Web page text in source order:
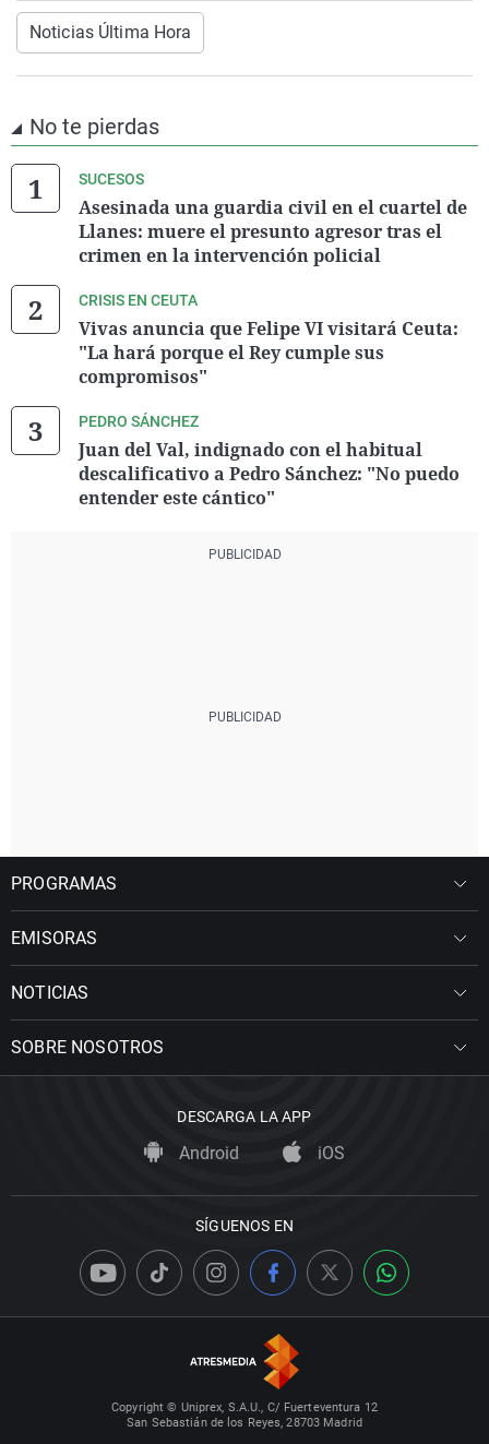
Noticias Última Hora
No te pierdas
SUCESOS
Asesinada una guardia civil en el cuartel de
Llanes: muere el presunto agresor tras el
crimen en la intervención policial
CRISIS EN CEUTA
Vivas anuncia que Felipe VI visitará Ceuta:
"La hará porque el Rey cumple sus
compromisos"
PEDRO SÁNCHEZ
Juan del Val, indignado con el habitual
descalificativo a Pedro Sánchez: "No puedo
entender este cántico"
PROGRAMAS
EMISORAS
NOTICIAS
SOBRE NOSOTROS
DESCARGA LA APP
Android iOS
SÍGUENOS EN
Copyright © Uniprex, S.A.U., C/ Fuerteventura 12
San Sebastián de los Reyes, 28703 Madrid